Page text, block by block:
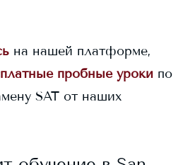
на нашей платформе,
пробные уроки по
SAT от наших